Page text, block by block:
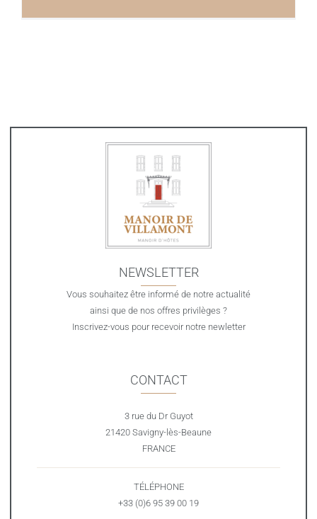
NEWSLETTER
Vous souhaitez être informé de notre actualité
ainsi que de nos offres privilèges ?
Inscrivez-vous pour recevoir notre newletter
CONTACT
3 rue du Dr Guyot
21420 Savigny-lès-Beaune
FRANCE
TÉLÉPHONE
+33 (0)6 95 39 00 19